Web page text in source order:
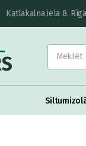
Katlakalna iela 8, Rīga